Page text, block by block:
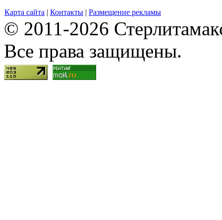
Карта сайта | Контакты | Размещение рекламы
© 2011-2026
Все права защищены.